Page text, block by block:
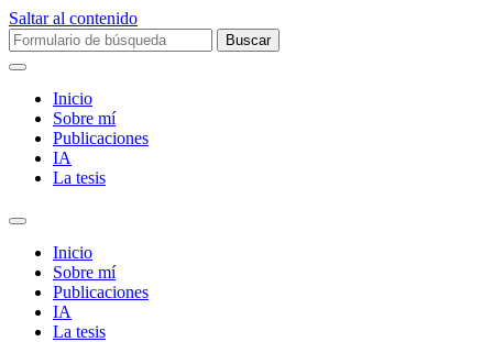
Saltar al contenido
Buscar:
Inicio
Sobre mí­
Publicaciones
IA
La tesis
Alternar
campo
búsqueda
Inicio
Sobre mí­
Publicaciones
IA
La tesis